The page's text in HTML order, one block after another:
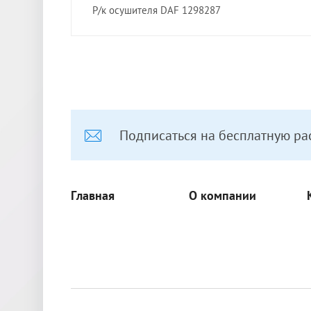
Р/к осушителя DAF 1298287
Подписаться на бесплатную
Главная О компании